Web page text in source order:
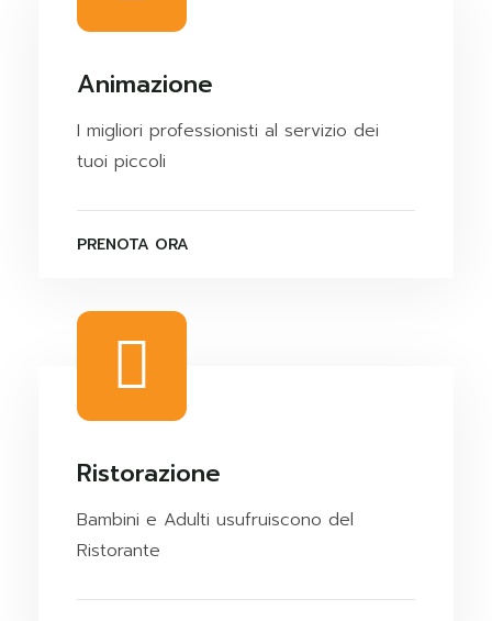
Animazione
I migliori professionisti al servizio dei
tuoi piccoli
PRENOTA ORA
Ristorazione
Bambini e Adulti usufruiscono del
Ristorante